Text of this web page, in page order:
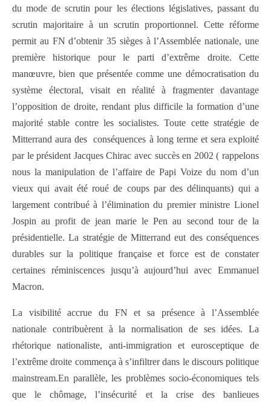
du mode de scrutin pour les élections législatives, passant du
scrutin majoritaire à un scrutin proportionnel. Cette réforme
permit au FN d’obtenir 35 sièges à l’Assemblée nationale, une
première historique pour le parti d’extrême droite. Cette
manœuvre, bien que présentée comme une démocratisation du
système électoral, visait en réalité à fragmenter davantage
l’opposition de droite, rendant plus difficile la formation d’une
majorité stable contre les socialistes. Toute cette stratégie de
Mitterrand aura des conséquences à long terme et sera exploité
par le président Jacques Chirac avec succès en 2002 ( rappelons
nous la manipulation de l’affaire de Papi Voize du nom d’un
vieux qui avait été roué de coups par des délinquants) qui a
largement contribué à l’élimination du premier ministre Lionel
Jospin au profit de jean marie le Pen au second tour de la
présidentielle. La stratégie de Mitterrand eut des conséquences
durables sur la politique française et force est de constater
certaines réminiscences jusqu’à aujourd’hui avec Emmanuel
Macron.
La visibilité accrue du FN et sa présence à l’Assemblée
nationale contribuèrent à la normalisation de ses idées. La
rhétorique nationaliste, anti-immigration et eurosceptique de
l’extrême droite commença à s’infiltrer dans le discours politique
mainstream.En parallèle, les problèmes socio-économiques tels
que le chômage, l’insécurité et la crise des banlieues